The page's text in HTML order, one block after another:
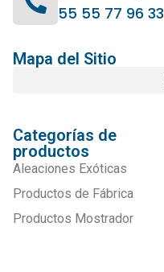
55 55 77 96 33
Mapa del Sitio
Categorías de
productos
Aleaciones Exóticas
Productos de Fábrica
Productos Mostrador